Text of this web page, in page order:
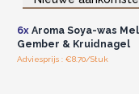
6xAroma Soya-was
Gember & Kruidnagel
Adviesprijs : €8.70/Stuk